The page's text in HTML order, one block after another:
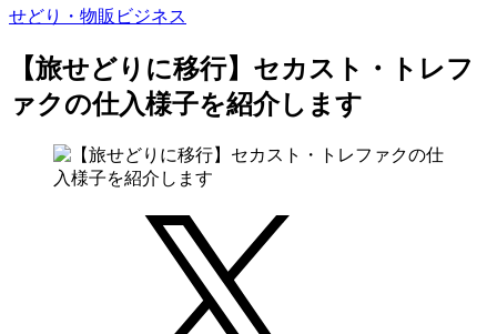
せどり・物販ビジネス
【旅せどりに移行】セカスト・トレフ
ァクの仕入様子を紹介します